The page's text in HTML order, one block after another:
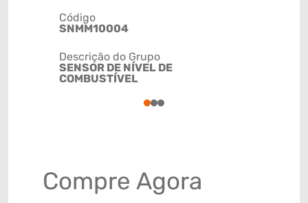
Código
SNMM10004
Descrição do Grupo
SENSOR DE NÍVEL DE
COMBUSTÍVEL
123
Compre Agora